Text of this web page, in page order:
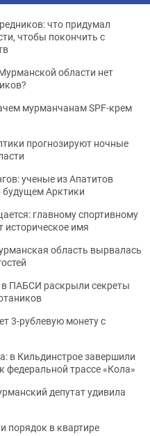
что придумал
чтобы покончить с
области нет
мурманчанам SPF-крем
прогнозируют ночные
ученые из Апатитов
будущем Арктики
главному спортивному
историческое имя
область вырвалась
в ПАБСИ раскрыли секреты
3-рублевую монету с
в Кильдинстрое завершили
федеральной трассе «Кола»
депутат удивила
порядок в квартире